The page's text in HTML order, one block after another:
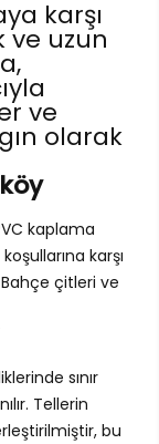
karşı
ve uzun
ve
olarak
kaplama
karşı
çitleri ve
sınır
Tellerin
bu